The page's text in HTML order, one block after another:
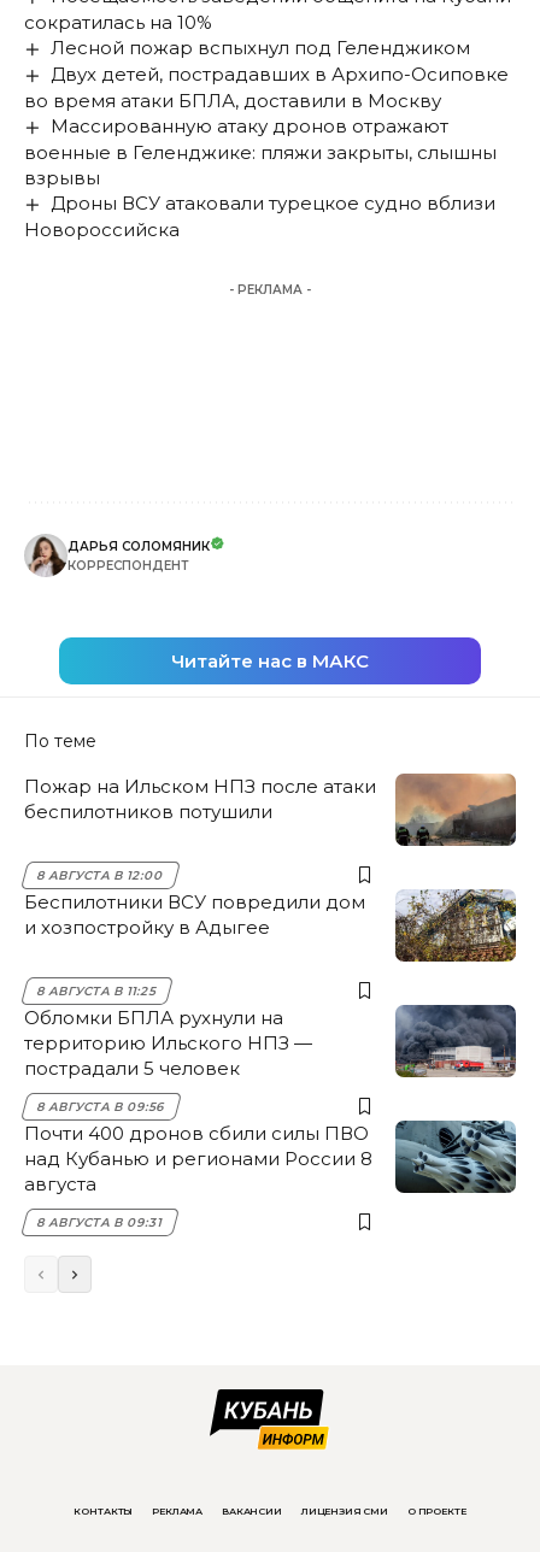
сократилась на 10%
Лесной пожар вспыхнул под Геленджиком
Двух детей, пострадавших в Архипо-Осиповке
во время атаки БПЛА, доставили в Москву
Массированную атаку дронов отражают
военные в Геленджике: пляжи закрыты, слышны
взрывы
Дроны ВСУ атаковали турецкое судно вблизи
Новороссийска
- РЕКЛАМА -
ДАРЬЯ СОЛОМЯНИК
КОРРЕСПОНДЕНТ
Читайте нас в МАКС
По теме
Пожар на Ильском НПЗ после атаки
беспилотников потушили
8 АВГУСТА В 12:00
Беспилотники ВСУ повредили дом
и хозпостройку в Адыгее
8 АВГУСТА В 11:25
Обломки БПЛА рухнули на
территорию Ильского НПЗ —
пострадали 5 человек
8 АВГУСТА В 09:56
Почти 400 дронов сбили силы ПВО
над Кубанью и регионами России 8
августа
8 АВГУСТА В 09:31
КОНТАКТЫ РЕКЛАМА ВАКАНСИИ ЛИЦЕНЗИЯ СМИ О ПРОЕКТЕ